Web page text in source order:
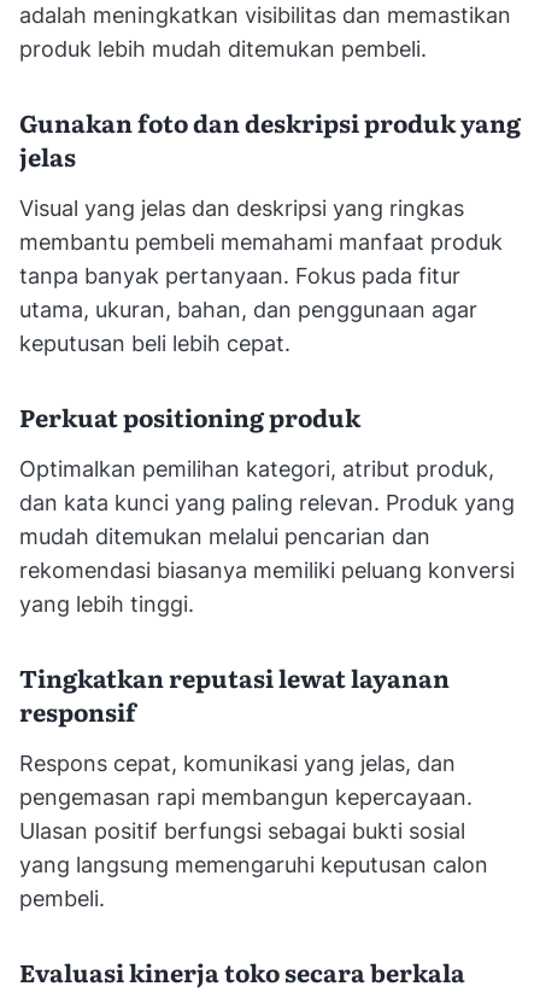
adalah meningkatkan visibilitas dan memastikan
produk lebih mudah ditemukan pembeli.
Gunakan foto dan deskripsi produk yang
jelas
Visual yang jelas dan deskripsi yang ringkas
membantu pembeli memahami manfaat produk
tanpa banyak pertanyaan. Fokus pada fitur
utama, ukuran, bahan, dan penggunaan agar
keputusan beli lebih cepat.
Perkuat positioning produk
Optimalkan pemilihan kategori, atribut produk,
dan kata kunci yang paling relevan. Produk yang
mudah ditemukan melalui pencarian dan
rekomendasi biasanya memiliki peluang konversi
yang lebih tinggi.
Tingkatkan reputasi lewat layanan
responsif
Respons cepat, komunikasi yang jelas, dan
pengemasan rapi membangun kepercayaan.
Ulasan positif berfungsi sebagai bukti sosial
yang langsung memengaruhi keputusan calon
pembeli.
Evaluasi kinerja toko secara berkala